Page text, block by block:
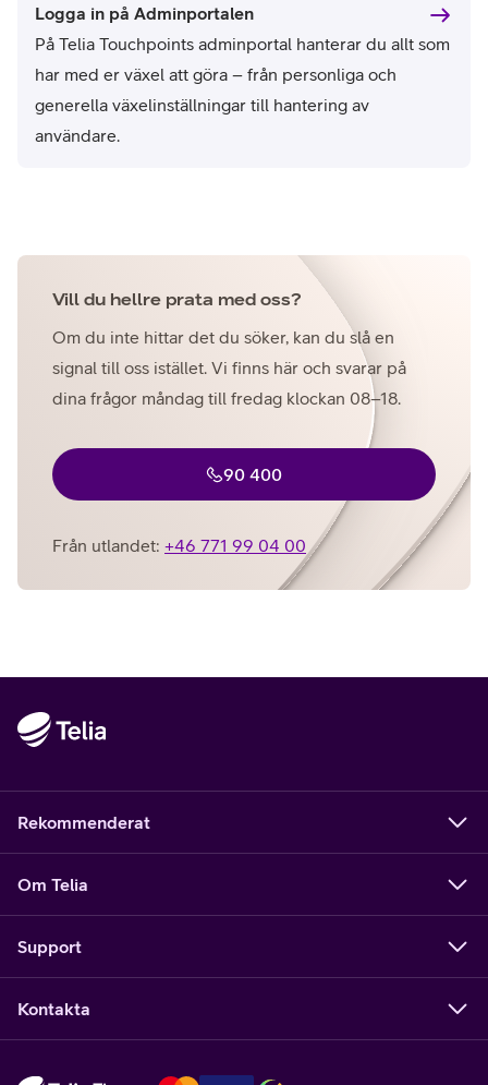
Logga in på Adminportalen
På Telia Touchpoints adminportal hanterar du allt som
har med er växel att göra – från personliga och
generella växelinställningar till hantering av
användare.
Vill du hellre prata med oss?
Om du inte hittar det du söker, kan du slå en
signal till oss istället. Vi finns här och svarar på
dina frågor måndag till fredag klockan 08–18.
90 400
Från utlandet: +46 771 99 04 00
Rekommenderat
Om Telia
Support
Kontakta